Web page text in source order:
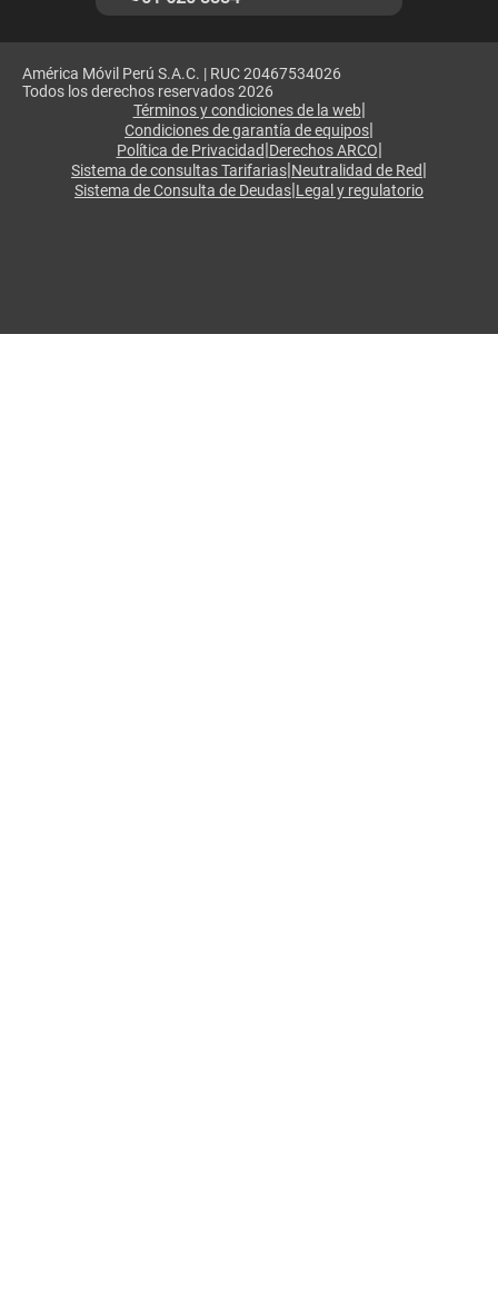
América Móvil Perú S.A.C. | RUC 20467534026
Todos los derechos reservados 2026
Términos y condiciones de la web|
Condiciones de garantía de equipos|
Política de Privacidad|Derechos ARCO|
Sistema de consultas Tarifarias|Neutralidad de Red|
Sistema de Consulta de Deudas|Legal y regulatorio